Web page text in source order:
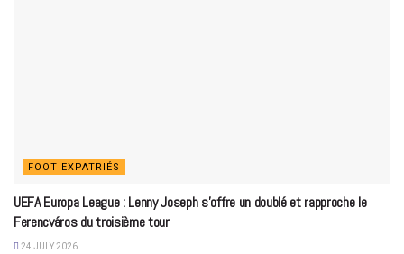
FOOT EXPATRIÉS
UEFA Europa League : Lenny Joseph s’offre un doublé et rapproche le
Ferencváros du troisième tour
24 JULY 2026